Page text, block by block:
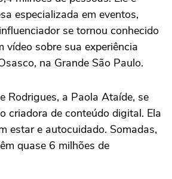
especializada em eventos,
se tornou conhecido
vídeo sobre sua experiência
na Grande São Paulo.
Rodrigues, a Paola Ataíde, se
criadora de conteúdo digital. Ela
estar e autocuidado. Somadas,
quase 6 milhões de